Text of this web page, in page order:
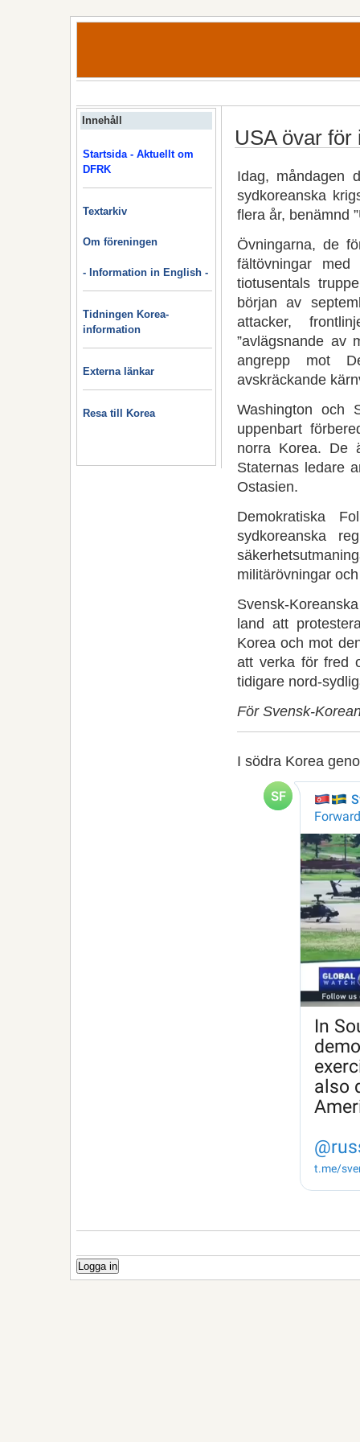
Innehåll
Startsida - Aktuellt om
DFRK
Textarkiv
Om föreningen
- Information in English -
Tidningen Korea-
information
Externa länkar
Resa till Korea
USA övar
Idag, måndagen
sydkoreanska
flera år, benämnd
Övningarna, de
fältövningar med
tiotusentals
början av
attacker,
”avlägsnande av
angrepp mot
avskräckande
Washington och
uppenbart
norra Korea. De
Staternas ledare
Ostasien.
Demokratiska
sydkoreanska
militärövningar
Svensk-
land att
Korea och mot
att verka för fred
tidigare nord-
För Svensk-
I södra Korea
Logga in